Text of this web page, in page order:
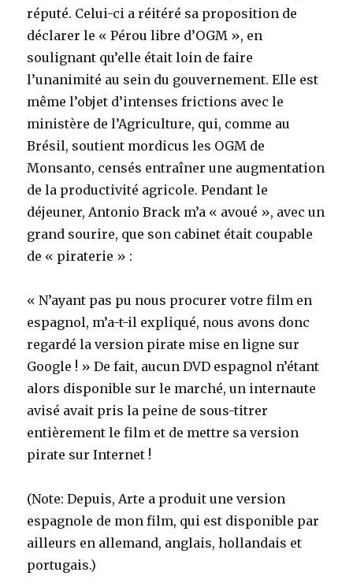
réputé. Celui-ci a réitéré sa proposition de
déclarer le « Pérou libre d’OGM », en
soulignant qu’elle était loin de faire
l’unanimité au sein du gouvernement. Elle est
même l’objet d’intenses frictions avec le
ministère de l’Agriculture, qui, comme au
Brésil, soutient mordicus les OGM de
Monsanto, censés entraîner une augmentation
de la productivité agricole. Pendant le
déjeuner, Antonio Brack m’a « avoué », avec un
grand sourire, que son cabinet était coupable
de « piraterie » :
« N’ayant pas pu nous procurer votre film en
espagnol, m’a-t-il expliqué, nous avons donc
regardé la version pirate mise en ligne sur
Google ! » De fait, aucun DVD espagnol n’étant
alors disponible sur le marché, un internaute
avisé avait pris la peine de sous-titrer
entièrement le film et de mettre sa version
pirate sur Internet !
(Note: Depuis, Arte a produit une version
espagnole de mon film, qui est disponible par
ailleurs en allemand, anglais, hollandais et
portugais.)